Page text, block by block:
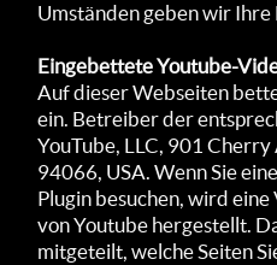
Umständen geben wir
Eingebettete Youtube-
Auf dieser Webseiten
ein. Betreiber der
YouTube, LLC, 901 Cherry
94066, USA. Wenn Sie
Plugin besuchen, wird
von Youtube hergestellt.
mitgeteilt, welche Seiten